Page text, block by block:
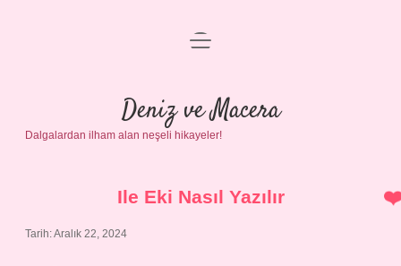
Anasayfa
Gizlilik Politikası
Yasal Uyarı
menüyü
Deniz ve Macera
Dalgalardan ilham alan neşeli hikayeler!
Ile Eki Nasıl Yazılır
Tarih: Aralık 22, 2024